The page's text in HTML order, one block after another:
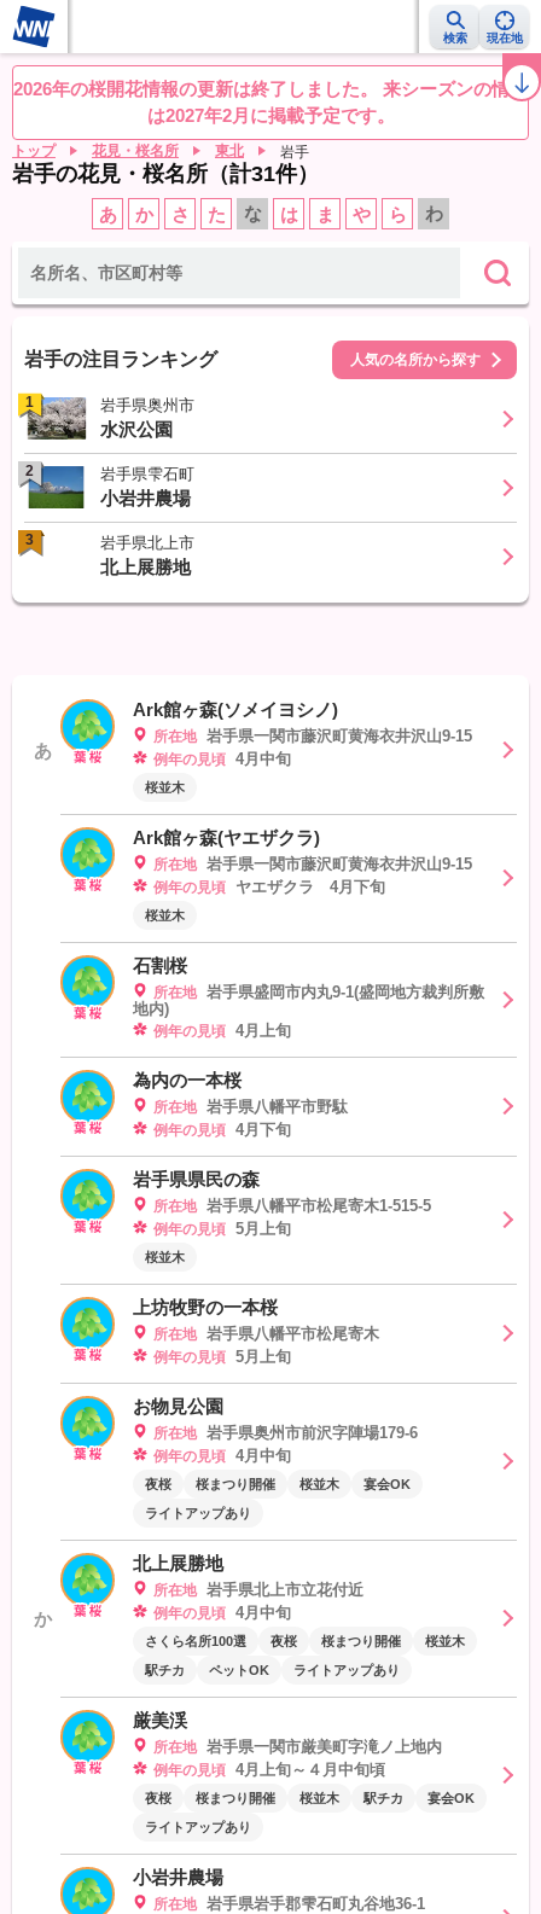
検索 現在地
桜レーダー 名所ランキング 桜開花予想NEWS お花見動画 目的別
2026年の桜開花情報の更新は終了しました。 来シーズンの情報
は2027年2月に掲載予定です。
トップ 花見・桜名所 東北 岩手
岩手の花見・桜名所（計31件）
あ か さ た な は ま や ら わ
岩手の注目ランキング 人気の名所から探す
1 岩手県奥州市
水沢公園
2 岩手県雫石町
小岩井農場
3 岩手県北上市
北上展勝地
あ
Ark館ヶ森(ソメイヨシノ)
所在地 岩手県一関市藤沢町黄海衣井沢山9-15
例年の見頃 4月中旬
桜並木
Ark館ヶ森(ヤエザクラ)
所在地 岩手県一関市藤沢町黄海衣井沢山9-15
例年の見頃 ヤエザクラ 4月下旬
桜並木
石割桜
所在地 岩手県盛岡市内丸9-1(盛岡地方裁判所敷
地内)
例年の見頃 4月上旬
為内の一本桜
所在地 岩手県八幡平市野駄
例年の見頃 4月下旬
岩手県県民の森
所在地 岩手県八幡平市松尾寄木1-515-5
例年の見頃 5月上旬
桜並木
上坊牧野の一本桜
所在地 岩手県八幡平市松尾寄木
例年の見頃 5月上旬
お物見公園
所在地 岩手県奥州市前沢字陣場179-6
例年の見頃 4月中旬
夜桜 桜まつり開催 桜並木
宴会OK
ライトアップあり
か
北上展勝地
所在地 岩手県北上市立花付近
例年の見頃 4月中旬
さくら名所100選 夜桜 桜まつり開催
桜並木
駅チカ
ペットOK ライトアップあり
厳美渓
所在地 岩手県一関市厳美町字滝ノ上地内
例年の見頃 4月上旬～４月中旬頃
夜桜 桜まつり開催 桜並木 駅チカ
宴会OK
ライトアップあり
小岩井農場
所在地 岩手県岩手郡雫石町丸谷地36-1